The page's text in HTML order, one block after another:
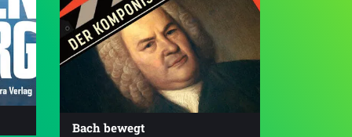
Bach bewegt